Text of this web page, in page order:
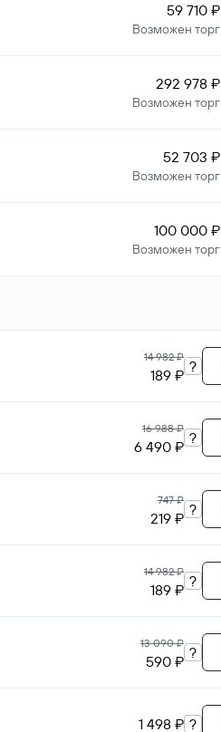
59 710 ₽
Возможен торг
292 978 ₽
Возможен торг
52 703 ₽
Возможен торг
100 000 ₽
Возможен торг
14 982 ₽
189 ₽ ?
16 988 ₽
6 490 ₽ ?
747 ₽
219 ₽ ?
14 982 ₽
189 ₽ ?
13 090 ₽
590 ₽ ?
1 498 ₽ ?